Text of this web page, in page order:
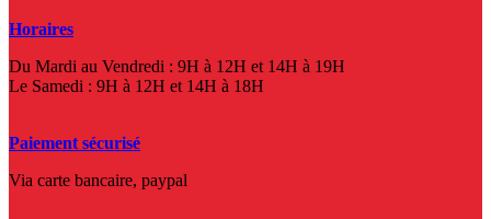
Horaires
Du Mardi au Vendredi : 9H à 12H et 14H à 19H
Le Samedi : 9H à 12H et 14H à 18H
Paiement sécurisé
Via carte bancaire, paypal